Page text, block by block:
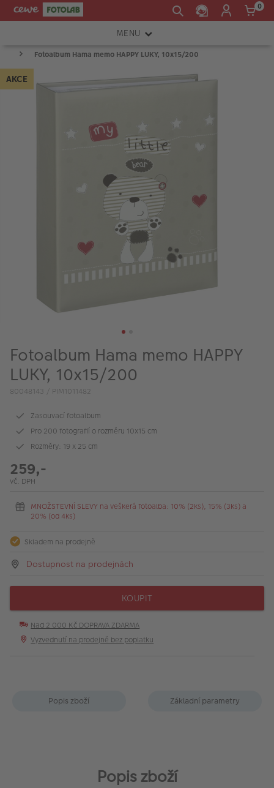
0
MENU
FOTOAPARÁTY
OBJEKTIVY
FOTO BAZAR
Fotoprodukty
Fotoalbum Hama memo HAPPY LUKY, 10x15/200
AKCE
Fotoalbum Hama memo HAPPY
LUKY, 10x15/200
80048143 / PIM1011482
Zasouvací fotoalbum
Pro 200 fotografií o rozměru 10x15 cm
Rozměry: 19 x 25 cm
259,-
vč. DPH
MNOŽSTEVNÍ SLEVY na veškerá fotoalba: 10% (2ks), 15% (3ks) a
20% (od 4ks)
Skladem na prodejně
Dostupnost na prodejnách
KOUPIT
Nad 2 000 Kč DOPRAVA ZDARMA
Vyzvednutí na prodejně bez poplatku
Popis zboží Základní parametry
Popis zboží